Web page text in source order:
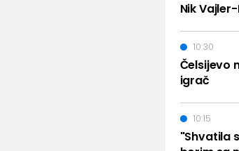
Nik
Čelsijevo
igrač
10:30
"Shvatila
10:15